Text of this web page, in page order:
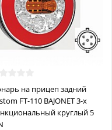
на прицеп задний
FT-110 BAJONET 3-х
круглый 5